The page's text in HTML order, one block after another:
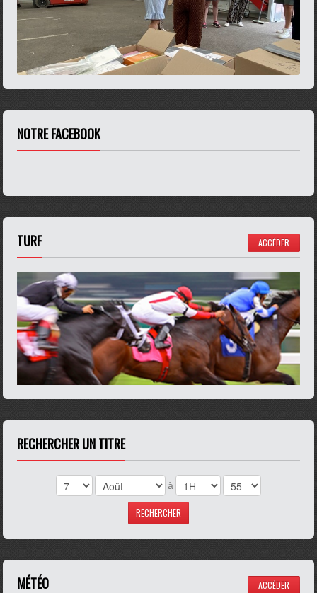
NOTRE FACEBOOK
TURF ACCÉDER
RECHERCHER UN TITRE
à
MÉTÉO ACCÉDER